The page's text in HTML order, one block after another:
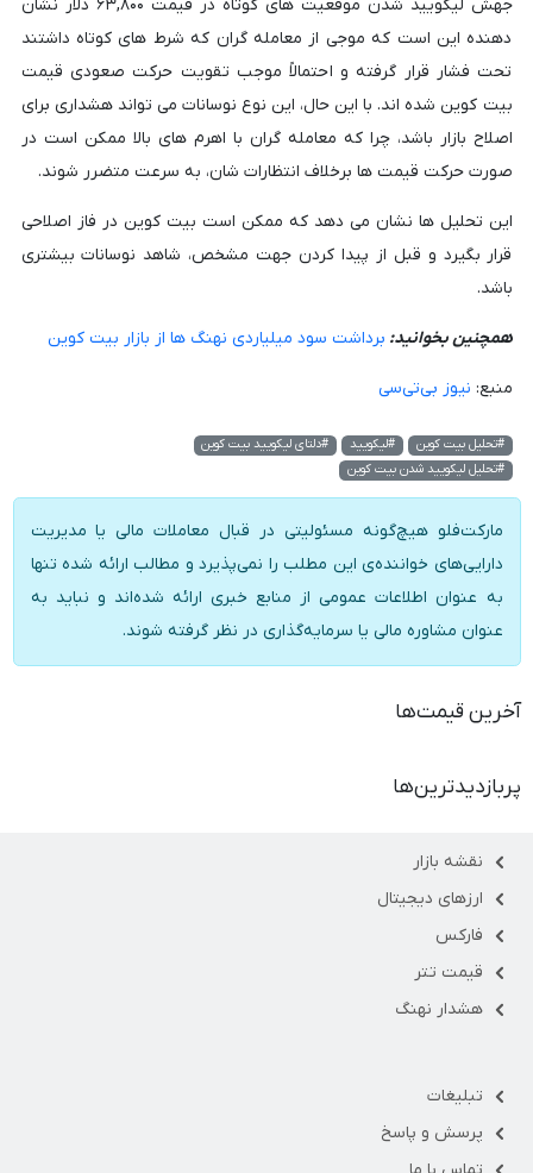
جهش لیکویید شدن موقعیت های کوتاه در قیمت ۶۳,۸۰۰ دلار نشان
دهنده این است که موجی از معامله گران که شرط های کوتاه داشتند
تحت فشار قرار گرفته و احتمالاً موجب تقویت حرکت صعودی قیمت
بیت کوین شده اند. با این حال، این نوع نوسانات می تواند هشداری برای
اصلاح بازار باشد، چرا که معامله گران با اهرم های بالا ممکن است در
صورت حرکت قیمت ها برخلاف انتظارات شان، به سرعت متضرر شوند.
این تحلیل ها نشان می دهد که ممکن است بیت کوین در فاز اصلاحی
قرار بگیرد و قبل از پیدا کردن جهت مشخص، شاهد نوسانات بیشتری
باشد.
همچنین بخوانید: برداشت سود میلیاردی نهنگ ها از بازار بیت کوین
منبع: نیوز بی‌تی‌سی
#تحلیل بیت کوین #لیکویید
#دلتای لیکویید بیت کوین
#تحلیل لیکویید شدن بیت کوین
مارکت‌فلو هیچ‌گونه مسئولیتی در قبال معاملات مالی یا مدیریت
دارایی‌های خواننده‌ی این مطلب را نمی‌پذیرد و مطالب ارائه شده تنها
به عنوان اطلاعات عمومی از منابع خبری ارائه شده‌اند و نباید به
عنوان مشاوره مالی یا سرمایه‌گذاری در نظر گرفته شوند.
آخرین قیمت‌ها
پربازدیدترین‌ها
نقشه بازار
ارزهای دیجیتال
فارکس
قیمت تتر
هشدار نهنگ
تبلیغات
پرسش و پاسخ